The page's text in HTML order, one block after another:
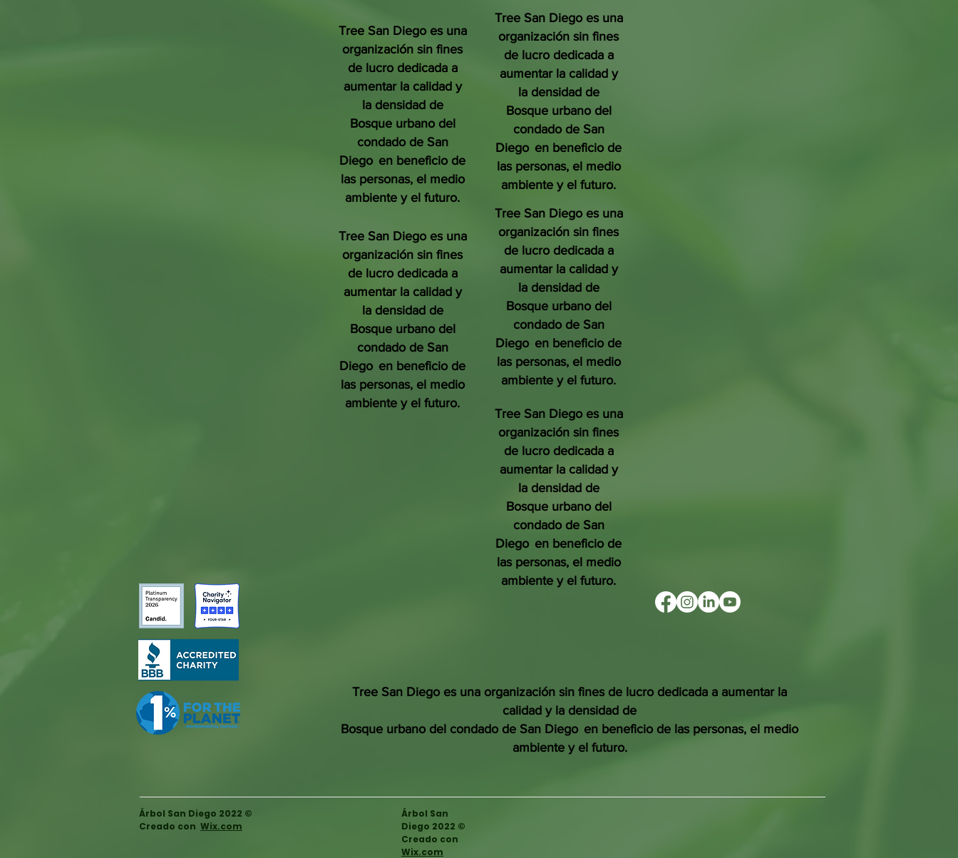
Tree San Diego es una
organización sin fines
de lucro dedicada a
aumentar la calidad y
la densidad de
Bosque urbano del
condado de San
Diego en beneficio de
las personas, el medio
ambiente y el futuro.
Tree San Diego es una
organización sin fines
de lucro dedicada a
aumentar la calidad y
la densidad de
Bosque urbano del
condado de San
Diego en beneficio de
las personas, el medio
ambiente y el futuro.
Tree San Diego es una
organización sin fines
de lucro dedicada a
aumentar la calidad y
la densidad de
Bosque urbano del
condado de San
Diego en beneficio de
las personas, el medio
ambiente y el futuro.
Tree San Diego es una
organización sin fines
de lucro dedicada a
aumentar la calidad y
la densidad de
Bosque urbano del
condado de San
Diego en beneficio de
las personas, el medio
ambiente y el futuro.
Tree San Diego es una
organización sin fines
de lucro dedicada a
aumentar la calidad y
la densidad de
Bosque urbano del
condado de San
Diego en beneficio de
las personas, el medio
ambiente y el futuro.
Tree San Diego es una organización sin fines de lucro dedicada a aumentar la
calidad y la densidad de
Bosque urbano del condado de San Diego en beneficio de las personas, el medio
ambiente y el futuro.
Árbol San Diego 2022 ©
Creado con Wix.com
Árbol San
Diego 2022 ©
Creado con
Wix.com